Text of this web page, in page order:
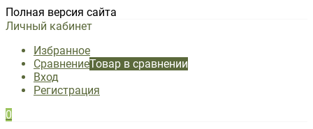
Полная версия сайта
Личный кабинет
Избранное
СравнениеТовар в сравнении
Вход
Регистрация
0